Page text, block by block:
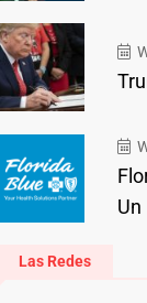
Un
Las Redes